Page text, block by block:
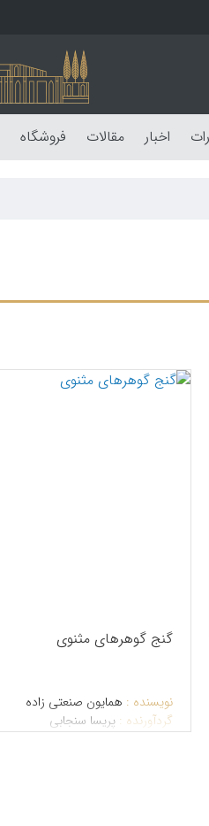
اخبار مقالات فروشگاه
گنج گوهرهای مثنوی
نویسنده : همایون صنعتی‎ زاده
گردآورنده : پریسا سنجابی